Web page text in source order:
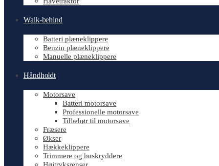
Walk-behind
Batteri plæneklippere
Benzin plæneklippere
Manuelle plæneklippere
Håndholdt
Motorsave
Batteri motorsave
Professionelle motorsave
Tilbehør til motorsave
Fræsere
Økser
Hækkeklippere
Trimmere og buskryddere